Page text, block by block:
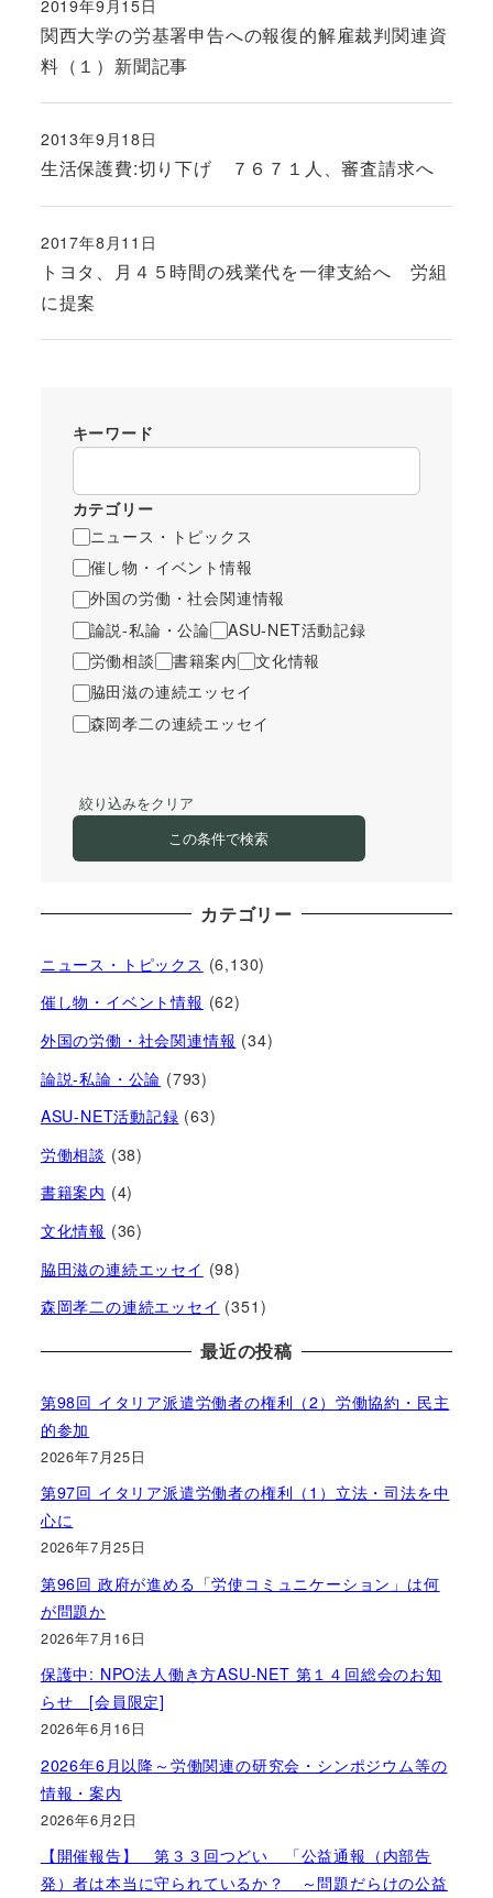
関西大学の労基署申告への報復的解雇裁判関連資
料（１）新聞記事
投稿日
2019年9月15日
生活保護費:切り下げ ７６７１人、審査請求へ
投稿日
2013年9月18日
トヨタ、月４５時間の残業代を一律支給へ 労組
に提案
投稿日
2017年8月11日
キーワード
カテゴリー
ニュース・トピックス
催し物・イベント情報
外国の労働・社会関連情報
論説-私論・公論
ASU-NET活動記録
労働相談
書籍案内
文化情報
脇田滋の連続エッセイ
森岡孝二の連続エッセイ
絞り込みをクリア
この条件で検索
カテゴリー
ニュース・トピックス (6,130)
催し物・イベント情報 (62)
外国の労働・社会関連情報 (34)
論説-私論・公論 (793)
ASU-NET活動記録 (63)
労働相談 (38)
書籍案内 (4)
文化情報 (36)
脇田滋の連続エッセイ (98)
森岡孝二の連続エッセイ (351)
最近の投稿
第98回 イタリア派遣労働者の権利（2）労働協約・民主
的参加
2026年7月25日
第97回 イタリア派遣労働者の権利（1）立法・司法を中
心に
2026年7月25日
第96回 政府が進める「労使コミュニケーション」は何
が問題か
2026年7月16日
保護中: NPO法人働き方ASU-NET 第１４回総会のお知
らせ [会員限定]
2026年6月16日
2026年6月以降～労働関連の研究会・シンポジウム等の
情報・案内
2026年6月2日
【開催報告】 第３３回つどい 「公益通報（内部告
発）者は本当に守られているか？ ～問題だらけの公益